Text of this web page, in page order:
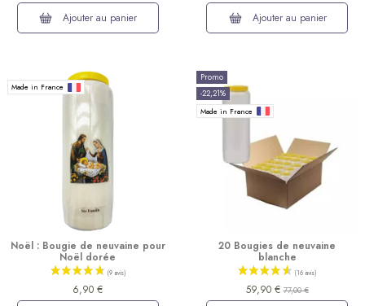
(16 avis)
Ajouter au panier
Ajouter au panier
Made in France
Noël : Bougie de neuvaine pour
Noël dorée
6,90 €
Promo
-22,21%
Made in France
20 Bougies de neuvaine
blanche
59,90 €77,00 €